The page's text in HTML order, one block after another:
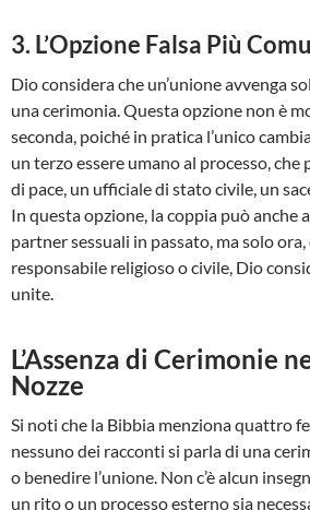
3. L’Opzione Falsa Più
Dio considera che un’unione avvenga
una cerimonia. Questa opzione non è
seconda, poiché in pratica l’unico
un terzo essere umano al processo, che
di pace, un ufficiale di stato civile, un
In questa opzione, la coppia può anche
partner sessuali in passato, ma solo
responsabile religioso o civile, Dio
unite.
L’Assenza di Cerimonie
Nozze
Si noti che la Bibbia menziona quattro
nessuno dei racconti si parla di una
o benedire l’unione. Non c’è alcun
un rito o un processo esterno sia